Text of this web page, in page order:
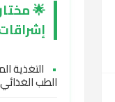
🌟
•
الطب